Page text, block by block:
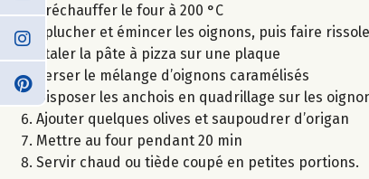
Préchauffer le four à 200 °C
Eplucher et émincer les oignons, puis faire
Etaler la pâte à pizza sur une plaque
Verser le mélange d’oignons caramélisés
Disposer les anchois en quadrillage sur les
Ajouter quelques olives et saupoudrer d’origan
Mettre au four pendant 20 min
Servir chaud ou tiède coupé en petites portions.